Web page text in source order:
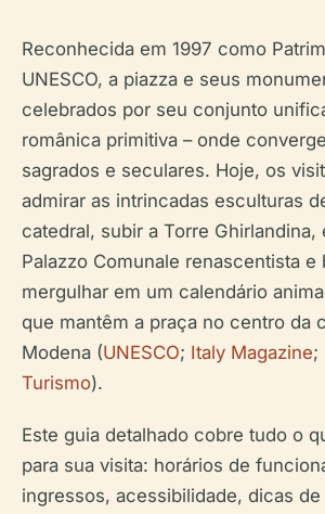
Reconhecida em 1997 como
UNESCO, a piazza e seus
celebrados por seu conjunto
românica primitiva – onde
sagrados e seculares. Hoje, os
admirar as intrincadas esculturas
catedral, subir a Torre Ghirlandina,
Palazzo Comunale renascentista e
mergulhar em um calendário
que mantêm a praça no centro da
Modena (UNESCO; Italy Magazine;
Turismo).
Este guia detalhado cobre tudo o
para sua visita: horários de
ingressos, acessibilidade, dicas de